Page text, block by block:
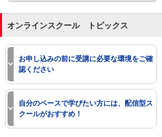
オンラインスクール トピックス
お申し込みの前に受講に必要な環境をご確
認ください
テレワーク対応コースをお申し込みの際
は、事前に受講に必要な環境や注意事項
についてご確認ください。
受講環境と注意事項（テレワーク対
自分のペースで学びたい方には、配信型ス
クールがおすすめ！